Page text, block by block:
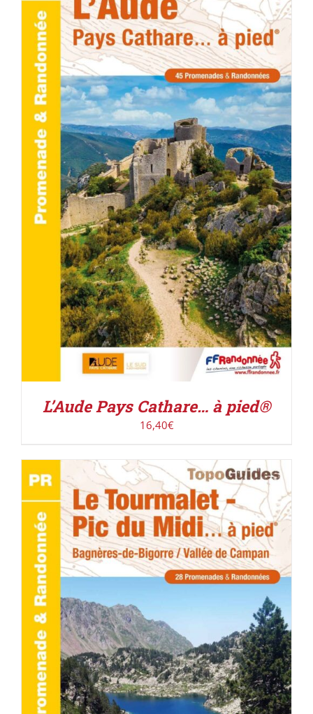
AJOUTER AU PANIER / DÉTAILS
L’Aude Pays Cathare… à pied®
16,40€
ACHETER LE PRODUIT / DÉTAILS